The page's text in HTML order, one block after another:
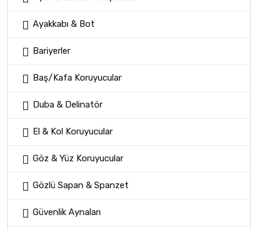
Ayakkabı & Bot
Bariyerler
Baş/Kafa Koruyucular
Duba & Delinatör
El & Kol Koruyucular
Göz & Yüz Koruyucular
Gözlü Sapan & Spanzet
Güvenlik Aynaları